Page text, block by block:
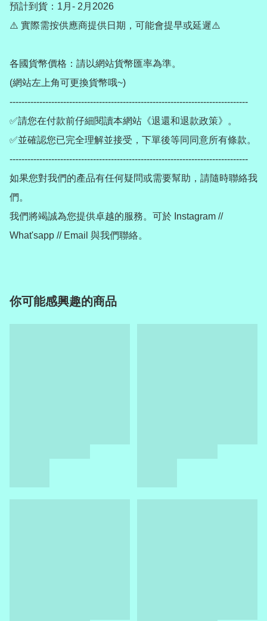
預計到貨：1月- 2月2026
⚠️ 實際需按供應商提供日期，可能會提早或延遲⚠️
各國貨幣價格：請以網站貨幣匯率為準。
(網站左上角可更換貨幣哦~)
--------------------------------------------------------------------------------
✅請您在付款前仔細閱讀本網站《退還和退款政策》。
✅並確認您已完全理解並接受，下單後等同同意所有條款。
--------------------------------------------------------------------------------
如果您對我們的產品有任何疑問或需要幫助，請隨時聯絡我
們。
我們將竭誠為您提供卓越的服務。可於 Instagram //
你可能感興趣的商品